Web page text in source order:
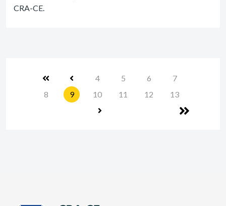
CRA-CE.
4 5 6
7
8
9 10 11 12 13